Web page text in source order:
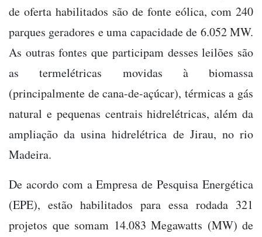
de oferta habilitados são de fonte eólica, com 240
parques geradores e uma capacidade de 6.052 MW.
As outras fontes que participam desses leilões são
as termelétricas movidas à biomassa
(principalmente de cana-de-açúcar), térmicas a gás
natural e pequenas centrais hidrelétricas, além da
ampliação da usina hidrelétrica de Jirau, no rio
Madeira.
De acordo com a Empresa de Pesquisa Energética
(EPE), estão habilitados para essa rodada 321
projetos que somam 14.083 Megawatts (MW) de